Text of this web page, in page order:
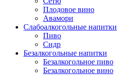
Плодовое вино
Авамори
Слабоалкогольные напитки
Пиво
Сидр
Безалкогольные напитки
Безалкогольное пиво
Безалкогольное вино